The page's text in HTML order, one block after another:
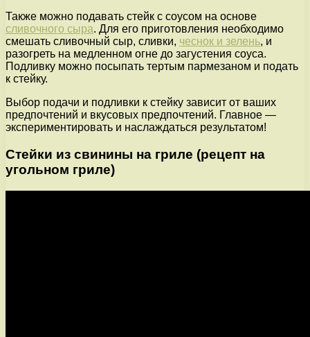
Также можно подавать стейк с соусом на основе
сливочного сыра. Для его приготовления необходимо
смешать сливочный сыр, сливки, чеснок и зелень, и
разогреть на медленном огне до загустения соуса.
Подливку можно посыпать тертым пармезаном и подать
к стейку.
Выбор подачи и подливки к стейку зависит от ваших
предпочтений и вкусовых предпочтений. Главное —
экспериментировать и наслаждаться результатом!
Стейки из свинины на гриле (рецепт на
угольном гриле)